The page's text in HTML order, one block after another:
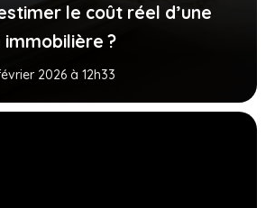
le coût réel d’une
?
2026 à 12h33